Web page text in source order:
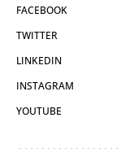
FACEBOOK
TWITTER
LINKEDIN
INSTAGRAM
YOUTUBE